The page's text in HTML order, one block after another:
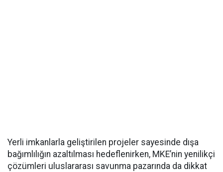
Yerli imkanlarla geliştirilen projeler sayesinde dışa
bağımlılığın azaltılması hedeflenirken, MKE’nin yenilikçi
çözümleri uluslararası savunma pazarında da dikkat